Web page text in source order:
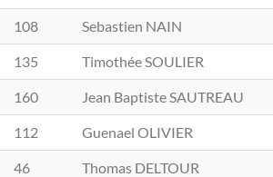
108 Sebastien NAIN
135 Timothée SOULIER
160 Jean Baptiste SAUTREAU
112 Guenael OLIVIER
46 Thomas DELTOUR